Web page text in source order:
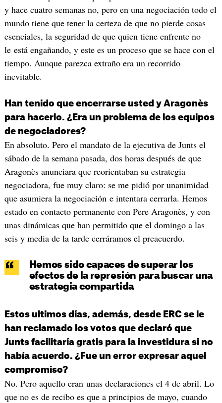
y hace cuatro semanas no, pero en una negociación todo el
mundo tiene que tener la certeza de que no pierde cosas
esenciales, la seguridad de que quien tiene enfrente no
le está engañando, y este es un proceso que se hace con el
tiempo. Aunque parezca extraño era un recorrido
inevitable.
Han tenido que encerrarse usted y Aragonès
para hacerlo. ¿Era un problema de los equipos
de negociadores?
En absoluto. Pero el mandato de la ejecutiva de Junts el
sábado de la semana pasada, dos horas después de que
Aragonès anunciara que reorientaban su estrategia
negociadora, fue muy claro: se me pidió por unanimidad
que asumiera la negociación e intentara cerrarla. Hemos
estado en contacto permanente con Pere Aragonès, y con
unas dinámicas que han permitido que el domingo a las
seis y media de la tarde cerráramos el preacuerdo.
Hemos sido capaces de superar los
efectos de la represión para buscar una
estrategia compartida
Estos ultimos días, además, desde ERC se le
han reclamado los votos que declaró que
Junts facilitaría gratis para la investidura si no
había acuerdo. ¿Fue un error expresar aquel
compromiso?
No. Pero aquello eran unas declaraciones el 4 de abril. Lo
que no es de recibo es que a principios de mayo, cuando